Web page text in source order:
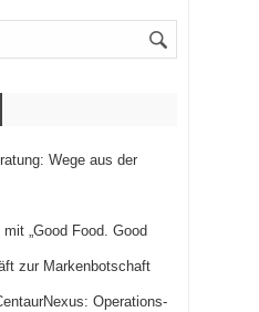
Wege aus der
„Good Food. Good
zur Markenbotschaft
Operations-